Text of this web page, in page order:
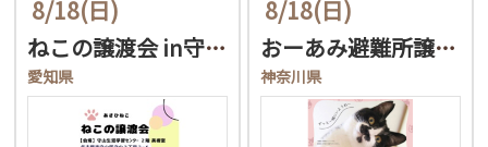
8/18(日)
ねこの譲渡会 in守山生…
愛知県
8/18(日)
おーあみ避難所譲渡会in…
神奈川県